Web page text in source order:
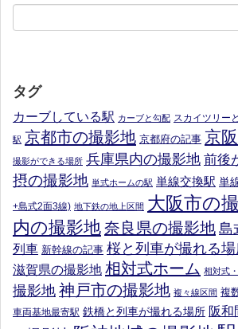
タグ
カーブしている駅 カーブと勾配 スカイツリー
駅 京都市の撮影地 京都府の記事 京
撮影ができる場所 兵庫県内の撮影地 前後
摂の撮影地 単式ホームの駅 単線交換駅 単
+島式2面3線) 地下鉄の地上区間 大阪市の
内の撮影地奈良県の撮影地 島
列車 新幹線の記事 桜と列車が撮れる
滋賀県の撮影地 相対式ホーム 相対式
撮影地神戸市の撮影地 複々線区間 複
車両基地最寄駅 鉄橋と列車が撮れる場所 阪和